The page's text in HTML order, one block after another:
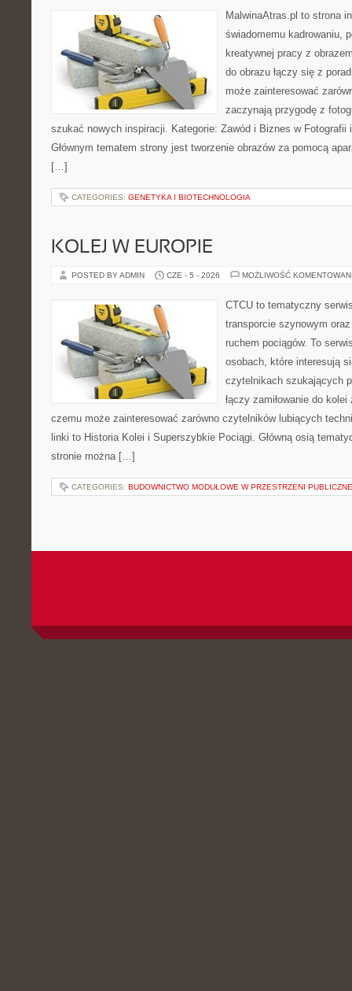
MalwinaAtras.pl to strona
świadomemu kadrowaniu,
kreatywnej pracy z
do obrazu łączy się z
może zainteresować
zaczynają przygodę z
szukać nowych inspiracji. Kategorie: Zawód i Biznes w Fotografii
Głównym tematem strony jest tworzenie obrazów za pomocą
[…]
CATEGORIES: GENETYKA I BIOTECHNOLOGIA
KOLEJ W EUROPIE
POSTED BY ADMIN CZE - 5 - 2026 MOŻLIWOŚĆ
CTCU to tematyczny
transporcie szynowym
ruchem pociągów. To
osobach, które interesują
czytelnikach szukających
łączy zamiłowanie do
czemu może zainteresować zarówno czytelników lubiących
linki to Historia Kolei i Superszybkie Pociągi. Główną osią
stronie można […]
CATEGORIES: BUDOWNICTWO MODUŁOWE W PRZESTRZENI